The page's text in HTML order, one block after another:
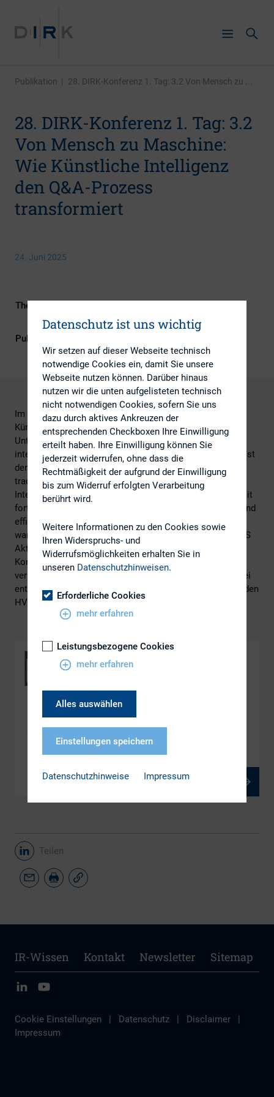
Publikation | 28. DIRK-Konferenz 1. Tag: 3.2 Von Mensch zu ...
28. DIRK-Konferenz 1. Tag: 3.2
Von Mensch zu Maschine:
Wie Künstliche Intelligenz
den Q&A-Prozess
transformiert
24. Juni 2025
Themengebiete
Kompetenz, Kapitalmarktrecht
Publikationsform
Im Zeitalter der digitalen Transformation verändert
Künstliche Intelligenz zunehmend die Art und Weise, wie
Unternehmen und Organisationen mit ihren Stakeholdern
interagieren. Ein besonders interessantes Beispiel dafür ist
der Q&A-Prozess während einer Hauptversammlung –
traditionell geprägt von manuellen, oft zeitaufwändigen
Interaktionen. KI unterstützt diesen Prozess, indem sie mit
fortschrittlichen Algorithmen Fragen schneller, präziser und
effizienter beantwortet als je zuvor. Am 24. Juni 2025
warfen Caroline Pölzl und Torsten Dietrich von der ADEUS
Aktienregister-Service-GmbH im Rahmen der 28. DIRK-
Konferenz einen Blick darauf, wie KI den Q&A-Prozess
verbessert, welche Chancen und Herausforderungen dabei
entstehen und diskutieren Praxisbeispiele aus der laufenden
HV-Saison.
3.2 Von Mensch zu Maschine Wie Künstliche
Intelligenz den Q&A-Prozess transformiert
PDF, 808 kB
Teilen
IR-Wissen Kontakt Newsletter Sitemap
Cookie Einstellungen | Datenschutz | Disclaimer
|
Impressum
Datenschutz ist uns wichtig
Wir setzen auf dieser Webseite technisch
notwendige Cookies ein, damit Sie unsere
Webseite nutzen können. Darüber hinaus
nutzen wir die unten aufgelisteten technisch
nicht notwendigen Cookies, sofern Sie uns
dazu durch aktives Ankreuzen der
entsprechenden Checkboxen Ihre Einwilligung
erteilt haben. Ihre Einwilligung können Sie
jederzeit widerrufen, ohne dass die
Rechtmäßigkeit der aufgrund der Einwilligung
bis zum Widerruf erfolgten Verarbeitung
berührt wird.
Weitere Informationen zu den Cookies sowie
Ihren Widerspruchs- und
Widerrufsmöglichkeiten erhalten Sie in
unseren Datenschutzhinweisen.
Erforderliche Cookies
mehr erfahren
Leistungsbezogene Cookies
mehr erfahren
Alles auswählen
Einstellungen speichern
Datenschutzhinweise Impressum